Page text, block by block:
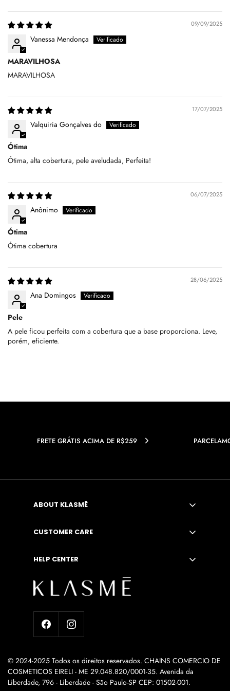
09/09/2025
Vanessa Mendonça
MARAVILHOSA
MARAVILHOSA
17/07/2025
Valquiria Gonçalves do
Ótima
Ótima, alta cobertura, pele aveludada, Perfeita!
06/07/2025
Anônimo
Ótima
Ótima cobertura
28/06/2025
Ana Domingos
Pele
A pele ficou perfeita com a cobertura que a base proporciona. Leve,
porém, eficiente.
FRETE GRÁTIS ACIMA DE R$259
ABOUT KLASMĒ
CUSTOMER CARE
SAC@KLASME.COM
FALE COM A NOSSA EQUIPE!
HELP CENTER
TROCAS E DEVOLUÇÕES
POLÍTICA DE PRIVACIDADE
© 2024-2025 Todos os direitos reservados. CHAINS COMERCIO DE
COSMETICOS EIRELI - ME 29.048.820/0001-35. Avenida da
Liberdade, 796 - Liberdade - São Paulo-SP CEP: 01502-001.